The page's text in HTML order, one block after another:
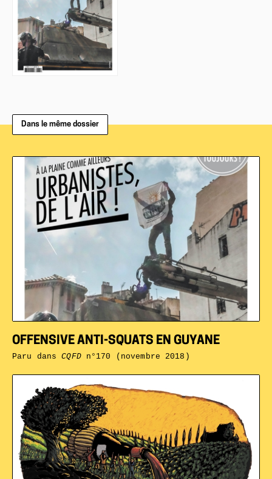
Dans le même dossier
OFFENSIVE ANTI-SQUATS EN GUYANE
Paru dansCQFDn°170 (novembre 2018)